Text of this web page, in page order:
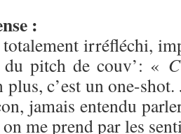
:
irréfléchi,
pitch de couv’: «
plus, c’est un one-
jamais entendu
me prend par les